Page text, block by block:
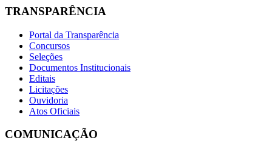
TRANSPARÊNCIA
Portal da Transparência
Concursos
Seleções
Documentos Institucionais
Editais
Licitações
Ouvidoria
Atos Oficiais
COMUNICAÇÃO